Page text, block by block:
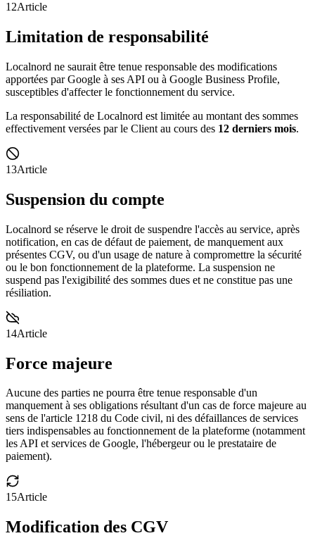
12Article
Limitation de responsabilité
Localnord ne saurait être tenue responsable des modifications
apportées par Google à ses API ou à Google Business Profile,
susceptibles d'affecter le fonctionnement du service.
La responsabilité de Localnord est limitée au montant des sommes
effectivement versées par le Client au cours des 12 derniers mois.
13Article
Suspension du compte
Localnord se réserve le droit de suspendre l'accès au service, après
notification, en cas de défaut de paiement, de manquement aux
présentes CGV, ou d'un usage de nature à compromettre la sécurité
ou le bon fonctionnement de la plateforme. La suspension ne
suspend pas l'exigibilité des sommes dues et ne constitue pas une
résiliation.
14Article
Force majeure
Aucune des parties ne pourra être tenue responsable d'un
manquement à ses obligations résultant d'un cas de force majeure au
sens de l'article 1218 du Code civil, ni des défaillances de services
tiers indispensables au fonctionnement de la plateforme (notamment
les API et services de Google, l'hébergeur ou le prestataire de
paiement).
15Article
Modification des CGV